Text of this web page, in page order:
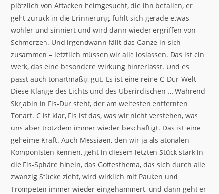
plötzlich von Attacken heimgesucht, die ihn befallen, er
geht zurück in die Erinnerung, fühlt sich gerade etwas
wohler und sinniert und wird dann wieder ergriffen von
Schmerzen. Und irgendwann fällt das Ganze in sich
zusammen – letztlich müssen wir alle loslassen. Das ist ein
Werk, das eine besondere Wirkung hinterlässt. Und es
passt auch tonartmäßig gut. Es ist eine reine C-Dur-Welt.
Diese Klänge des Lichts und des Überirdischen … Während
Skrjabin in Fis-Dur steht, der am weitesten entfernten
Tonart. C ist klar, Fis ist das, was wir nicht verstehen, was
uns aber trotzdem immer wieder beschäftigt. Das ist eine
geheime Kraft. Auch Messiaen, den wir ja als atonalen
Komponisten kennen, geht in diesem letzten Stück stark in
die Fis-Sphäre hinein, das Gottesthema, das sich durch alle
zwanzig Stücke zieht, wird wirklich mit Pauken und
Trompeten immer wieder eingehämmert, und dann geht er